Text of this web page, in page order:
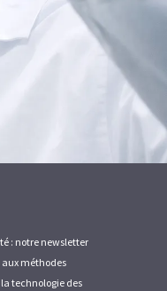
: notre newsletter
méthodes
technologie des